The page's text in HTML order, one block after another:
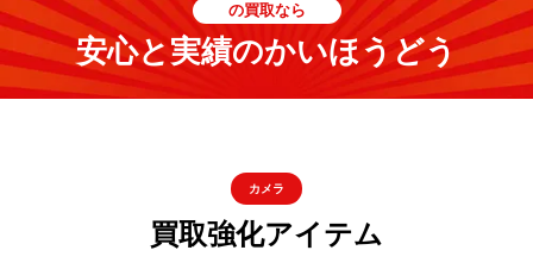
の買取なら
安心と実績のかいほうどう
カメラ
買取強化アイテム